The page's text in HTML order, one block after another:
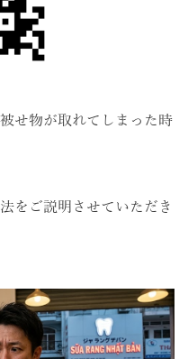
せ物が取れてしまった時
をご説明させていただき